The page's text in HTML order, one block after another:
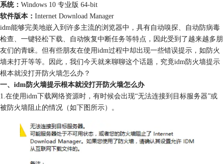
系统： Windows 10 专业版 64-bit
软件版本： Internet Download Manager
idm能够完美地嵌入到许多主流的浏览器中，具有自动嗅探 、自动防病毒
检查、一键轻松下载、自动恢复中断任务等特点，因此受到了越来越多朋
友们的青睐。但有些朋友在使用idm过程中却出现一些错误提示，如防火
墙未打开等等。因此，我们今天就来聊聊这个话题，究竟idm防火墙提示
根本就没打开防火墙怎么办？
一、idm防火墙提示根本就没打开防火墙怎么办
1.在使用idm下载网络资源时，有时候会出现“无法连接到目标服务器”或
被防火墙阻止的情况（如下图所示）。